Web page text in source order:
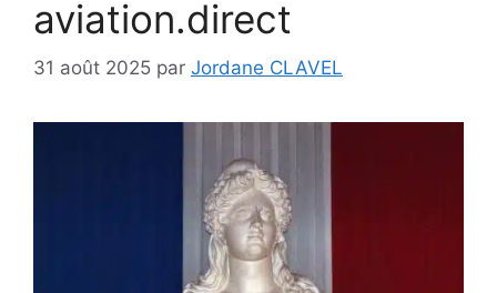
aviation.direct
31 août 2025 par Jordane CLAVEL